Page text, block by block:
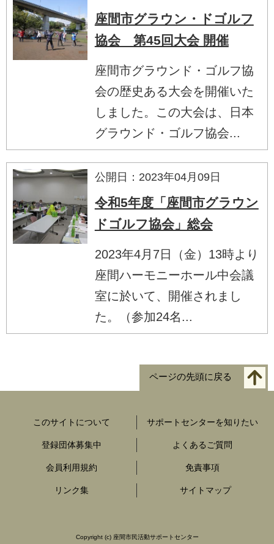
座間市グラウン・ドゴルフ
協会 第45回大会 開催
座間市グラウンド・ゴルフ協
会の歴史ある大会を開催いた
しました。この大会は、日本
グラウンド・ゴルフ協会...
公開日：2023年04月09日
令和5年度「座間市グラウン
ドゴルフ協会」総会
2023年4月7日（金）13時より
座間ハーモニーホール中会議
室に於いて、開催されまし
た。（参加24名...
ページの先頭に戻る
このサイトについて サポートセンターを知りたい
登録団体募集中 よくあるご質問
会員利用規約 免責事項
リンク集 サイトマップ
Copyright (c) 座間市民活動サポートセンター